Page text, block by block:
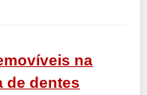
na
de dentes